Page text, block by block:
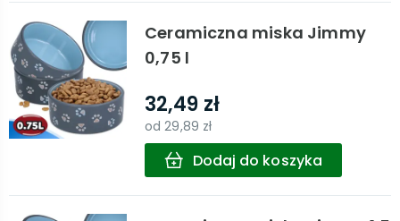
Ceramiczna miska Jimmy
0,75 l
32,49 zł
od29,89 zł
Dodaj do koszyka